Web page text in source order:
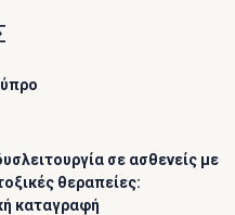
σε ασθενείς με
θεραπείες:
καταγραφή